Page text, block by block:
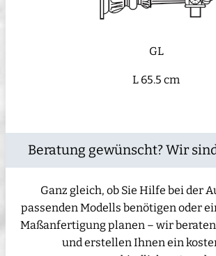
GL
L 65.5 cm
Beratung gewünscht? Wir
Ganz gleich, ob Sie Hilfe bei der
passenden Modells benötigen oder
Maßanfertigung planen – wir
und erstellen Ihnen ein